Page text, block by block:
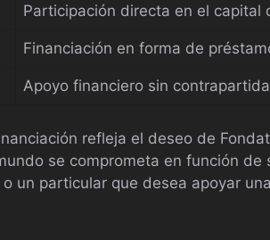
Participación directa en el capital
Financiación en forma de
Apoyo financiero sin
refleja el deseo de
se comprometa en función de
un particular que desea apoyar